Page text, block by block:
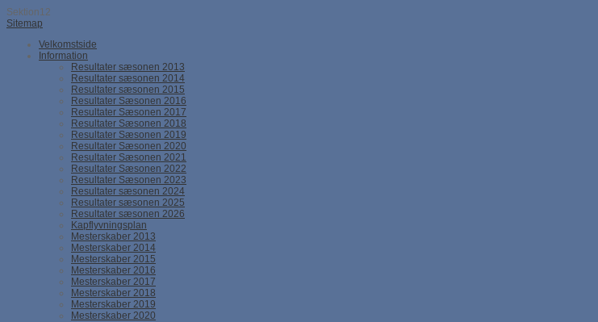
Sektion12
Sitemap
Velkomstside
Information
Resultater sæsonen 2013
Resultater sæsonen 2014
Resultater sæsonen 2015
Resultater Sæsonen 2016
Resultater Sæsonen 2017
Resultater Sæsonen 2018
Resultater Sæsonen 2019
Resultater Sæsonen 2020
Resultater Sæsonen 2021
Resultater Sæsonen 2022
Resultater Sæsonen 2023
Resultater sæsonen 2024
Resultater sæsonen 2025
Resultater sæsonen 2026
Kapflyvningsplan
Mesterskaber 2013
Mesterskaber 2014
Mesterskaber 2015
Mesterskaber 2016
Mesterskaber 2017
Mesterskaber 2018
Mesterskaber 2019
Mesterskaber 2020